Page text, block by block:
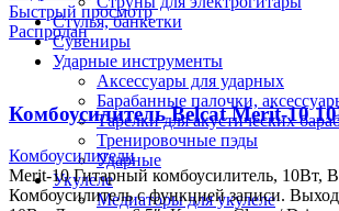
Стулья, банкетки
Сувениры
Ударные инструменты
Аксессуары для ударных
Барабанные палочки,
Тарелки для акустических
Тренировочные пэды
Ударные
Укулеле
Медиаторы для укулеле
Быстрый просмотр
Распродан
Комбоусилитель Belcat Merit-10
Комбоусилители
Merit-10 Гитарный комбоусилитель, 10Вт,
Комбоусилитель с функцией записи.